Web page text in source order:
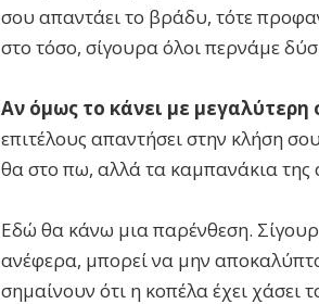
σου απαντάει το βράδυ, τότε
στο τόσο, σίγουρα όλοι περνάμε
Αν όμως το κάνει με
επιτέλους απαντήσει στην κλήση
θα στο πω, αλλά τα καμπανάκια της
Εδώ θα κάνω μια παρένθεση.
ανέφερα, μπορεί να μην
σημαίνουν ότι η κοπέλα έχει χάσει